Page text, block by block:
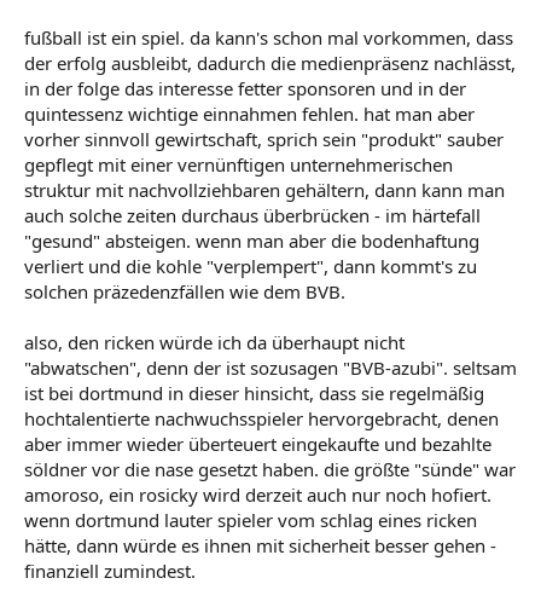
fußball ist ein spiel. da kann's schon mal vorkommen, dass
der erfolg ausbleibt, dadurch die medienpräsenz nachlässt,
in der folge das interesse fetter sponsoren und in der
quintessenz wichtige einnahmen fehlen. hat man aber
vorher sinnvoll gewirtschaft, sprich sein "produkt" sauber
gepflegt mit einer vernünftigen unternehmerischen
struktur mit nachvollziehbaren gehältern, dann kann man
auch solche zeiten durchaus überbrücken - im härtefall
"gesund" absteigen. wenn man aber die bodenhaftung
verliert und die kohle "verplempert", dann kommt's zu
solchen präzedenzfällen wie dem BVB.
also, den ricken würde ich da überhaupt nicht
"abwatschen", denn der ist sozusagen "BVB-azubi". seltsam
ist bei dortmund in dieser hinsicht, dass sie regelmäßig
hochtalentierte nachwuchsspieler hervorgebracht, denen
aber immer wieder überteuert eingekaufte und bezahlte
söldner vor die nase gesetzt haben. die größte "sünde" war
amoroso, ein rosicky wird derzeit auch nur noch hofiert.
wenn dortmund lauter spieler vom schlag eines ricken
hätte, dann würde es ihnen mit sicherheit besser gehen -
finanziell zumindest.